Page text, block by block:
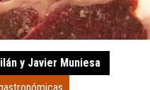
y Javier Muniesa